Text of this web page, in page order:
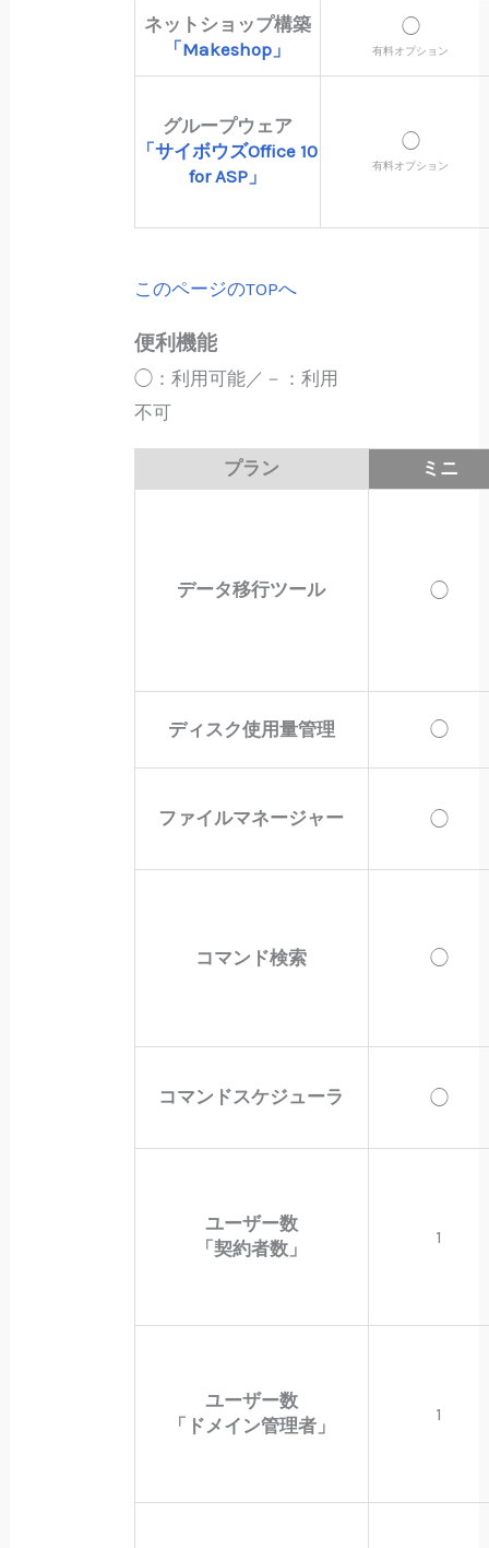
ネットショップ構築
「Makeshop」
◯
有料オプション
グループウェア
「サイボウズOffice 10
for ASP」
◯
有料オプション
このページのTOPへ
便利機能
◯：利用可能／－：利用
不可
プラン ミニ
データ移行ツール ◯
ディスク使用量管理 ◯
ファイルマネージャー ◯
コマンド検索 ◯
コマンドスケジューラ ◯
ユーザー数
「契約者数」
1
ユーザー数
「ドメイン管理者」
1